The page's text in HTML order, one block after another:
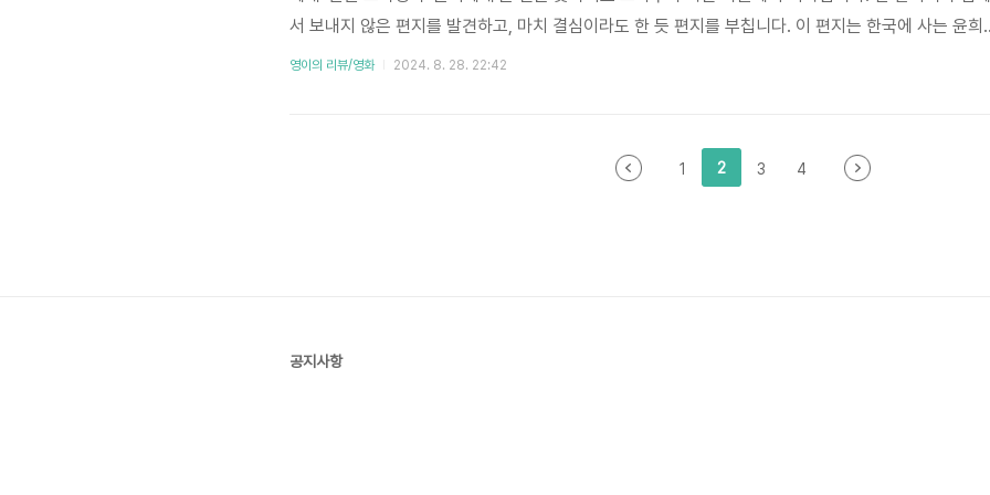
서 보내지 않은 편지를 발견하고, 마치 결심이라도 한 듯 편지를 부칩니다. 이 편지는 한국에 사는 윤희
집에 도착하지만, 윤희가 아닌 딸 새봄이 열어보게 됩니다. 새봄은 엄마 윤희와 단둘이 살고 있지만, 서
납니다. 이곳에서 윤희와 새봄의 관계는 서서히 변하기 시작합니다. 한편 윤희는 쥰의 편지에 적힌..
영이의 리뷰/영화 2024. 8. 28. 22:42
1 2 3 4
공지사항